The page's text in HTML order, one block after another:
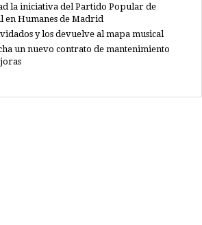
la iniciativa del Partido Popular de
en Humanes de Madrid
y los devuelve al mapa musical
un nuevo contrato de mantenimiento